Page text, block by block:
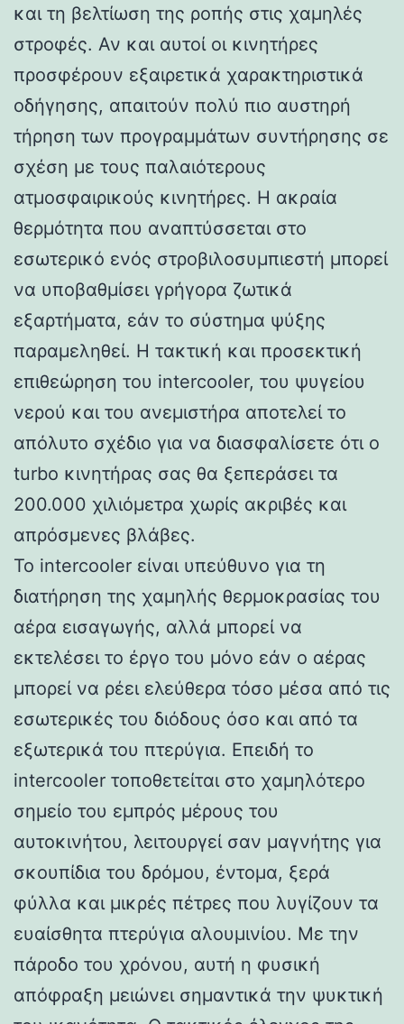
και τη βελτίωση της ροπής στις χαμηλές
στροφές. Αν και αυτοί οι κινητήρες
προσφέρουν εξαιρετικά χαρακτηριστικά
οδήγησης, απαιτούν πολύ πιο αυστηρή
τήρηση των προγραμμάτων συντήρησης σε
σχέση με τους παλαιότερους
ατμοσφαιρικούς κινητήρες. Η ακραία
θερμότητα που αναπτύσσεται στο
εσωτερικό ενός στροβιλοσυμπιεστή μπορεί
να υποβαθμίσει γρήγορα ζωτικά
εξαρτήματα, εάν το σύστημα ψύξης
παραμεληθεί. Η τακτική και προσεκτική
επιθεώρηση του intercooler, του ψυγείου
νερού και του ανεμιστήρα αποτελεί το
απόλυτο σχέδιο για να διασφαλίσετε ότι ο
turbo κινητήρας σας θα ξεπεράσει τα
200.000 χιλιόμετρα χωρίς ακριβές και
απρόσμενες βλάβες.
Το intercooler είναι υπεύθυνο για τη
διατήρηση της χαμηλής θερμοκρασίας του
αέρα εισαγωγής, αλλά μπορεί να
εκτελέσει το έργο του μόνο εάν ο αέρας
μπορεί να ρέει ελεύθερα τόσο μέσα από τις
εσωτερικές του διόδους όσο και από τα
εξωτερικά του πτερύγια. Επειδή το
intercooler τοποθετείται στο χαμηλότερο
σημείο του εμπρός μέρους του
αυτοκινήτου, λειτουργεί σαν μαγνήτης για
σκουπίδια του δρόμου, έντομα, ξερά
φύλλα και μικρές πέτρες που λυγίζουν τα
ευαίσθητα πτερύγια αλουμινίου. Με την
πάροδο του χρόνου, αυτή η φυσική
απόφραξη μειώνει σημαντικά την ψυκτική